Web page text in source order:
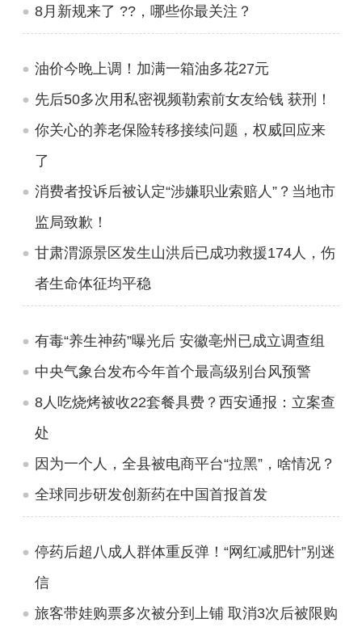
8月新规来了 ??，哪些你最关注？
油价今晚上调！加满一箱油多花27元
先后50多次用私密视频勒索前女友给钱 获刑！
你关心的养老保险转移接续问题，权威回应来
了
消费者投诉后被认定“涉嫌职业索赔人”？当地市
监局致歉！
甘肃渭源景区发生山洪后已成功救援174人，伤
者生命体征均平稳
有毒“养生神药”曝光后 安徽亳州已成立调查组
中央气象台发布今年首个最高级别台风预警
8人吃烧烤被收22套餐具费？西安通报：立案查
处
因为一个人，全县被电商平台“拉黑”，啥情况？
全球同步研发创新药在中国首报首发
停药后超八成人群体重反弹！“网红减肥针”别迷
信
旅客带娃购票多次被分到上铺 取消3次后被限购